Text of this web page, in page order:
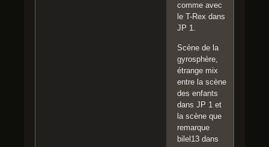
comme avec
le T-Rex dans
JP 1.
Scène de la
gyrosphère,
étrange mix
entre la scène
des enfants
dans JP 1 et
la scène que
remarque
bilel13 dans